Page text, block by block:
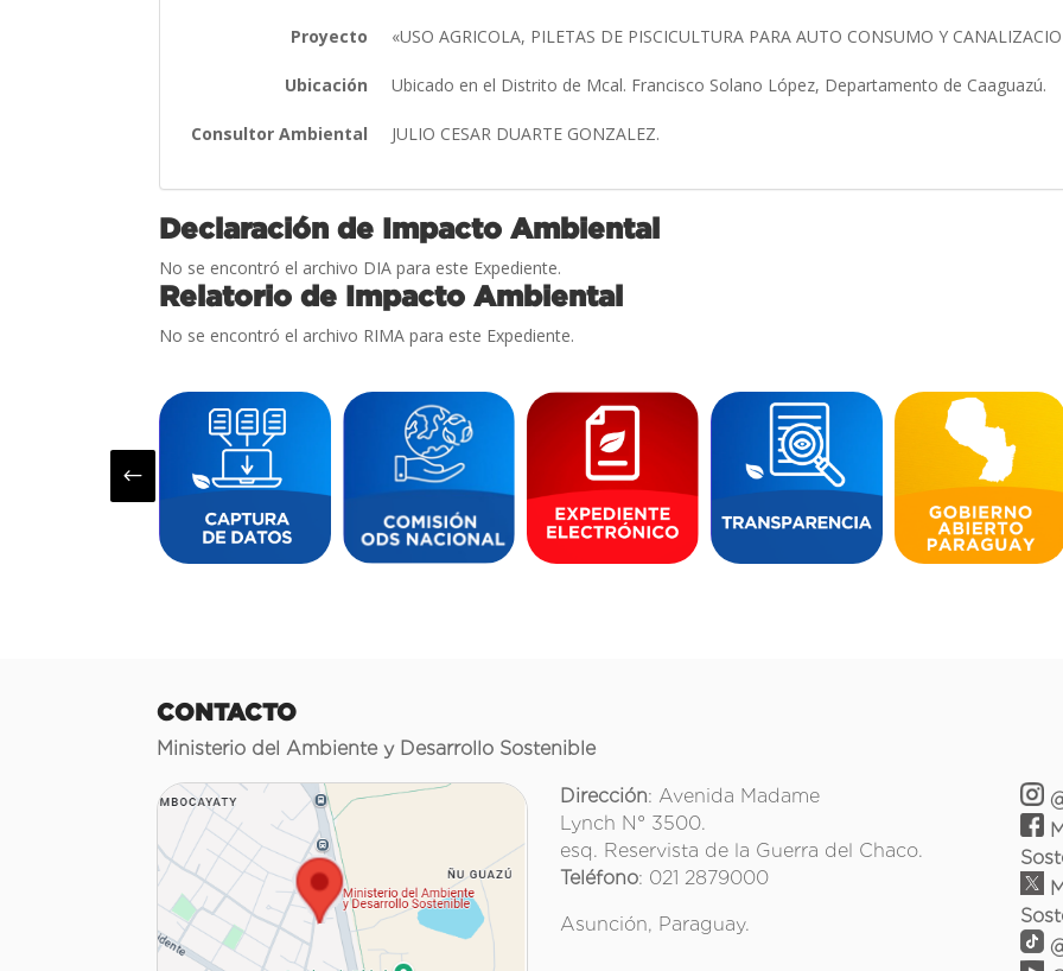
Proyecto «USO AGRICOLA, PILETAS DE PISCICULTURA PARA AUTO CONSUMO Y
Ubicación Ubicado en el Distrito de Mcal. Francisco Solano López, Departamento de Caaguazú.
Consultor Ambiental JULIO CESAR DUARTE GONZALEZ.
Declaración de Impacto Ambiental
No se encontró el archivo DIA para este Expediente.
Relatorio de Impacto Ambiental
No se encontró el archivo RIMA para este Expediente.
#
CONTACTO
Ministerio del Ambiente y Desarrollo Sostenible
Dirección: Avenida Madame
Lynch N° 3500.
esq. Reservista de la Guerra del Chaco.
Teléfono: 021 2879000
Asunción, Paraguay.